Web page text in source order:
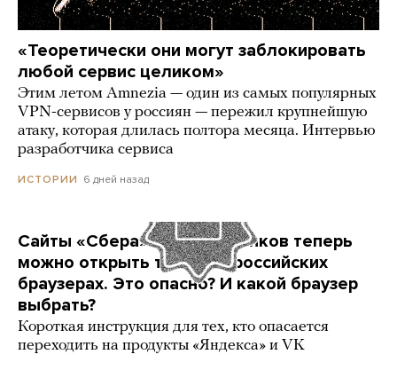
«Теоретически они могут заблокировать
любой сервис целиком»
Этим летом Amnezia — один из самых популярных
VPN-сервисов у россиян — пережил крупнейшую
атаку, которая длилась полтора месяца. Интервью
разработчика сервиса
ИСТОРИИ 6 дней назад
Сайты «Сбера» и других банков теперь
можно открыть только в российских
браузерах. Это опасно? И какой браузер
выбрать?
Короткая инструкция для тех, кто опасается
переходить на продукты «Яндекса» и VK